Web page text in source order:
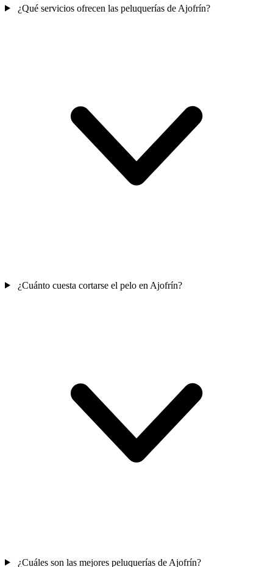
¿Qué servicios ofrecen las peluquerías de Ajofrín?
¿Cuánto cuesta cortarse el pelo en Ajofrín?
¿Cuáles son las mejores peluquerías de Ajofrín?